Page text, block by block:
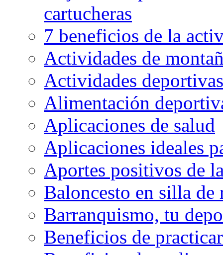
cartucheras
7 beneficios de la
Actividades de
Actividades
Alimentación
Aplicaciones de salud
Aplicaciones ideales
Aportes positivos de
Baloncesto en silla de
Barranquismo, tu
Beneficios de